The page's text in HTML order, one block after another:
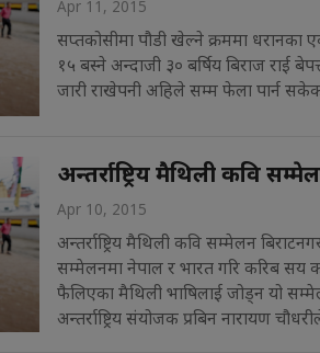
Apr 11, 2015
सप्तकोसीमा पौडी खेल्ने क्रममा धरानका
१५ बस्ने अन्दाजी ३० बर्षिय बिराज राई
जारी राखेपनी अहिले सम्म फेला पार्न
अन्तर्राष्ट्रिय मैथिली कवि
Apr 10, 2015
अन्तर्राष्ट्रिय मैथिली कवि सम्मेलन
सम्मेलनमा नेपाल र भारत गरि करिब सय
फैलिएका मैथिली भाषिलाई जोड्न यो
अन्तर्राष्ट्रिय संयोजक प्रबिन नारायण